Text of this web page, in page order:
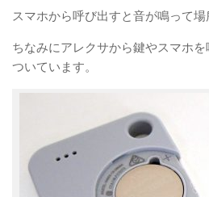
スマホから呼び出すと音が鳴って場
ちなみにアレクサから鍵やスマホ
ついています。